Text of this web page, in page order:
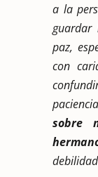
a la
guardar
paz,
con
sobre